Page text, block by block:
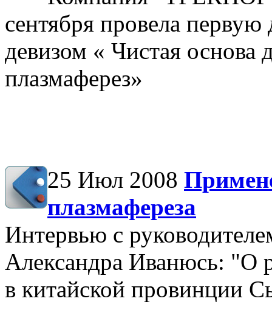
сентября провела
девизом « Чистая
плазмаферез»
25 Июл 2008
плазмафереза
Интервью с
Александра Иванюсь: "О
в китайской провинции